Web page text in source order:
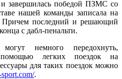
завершилась победой ПЗМС со
нашей команды записала на
Причем последний и решающий
с дабл-пенальти.
немного передохнуть,
легких поездок на
для таких поездок можно
.